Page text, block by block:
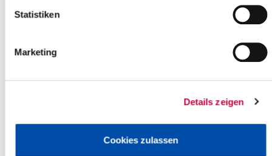
Statistiken
Marketing
Details zeigen
Cookies zulassen
Back to selection
-